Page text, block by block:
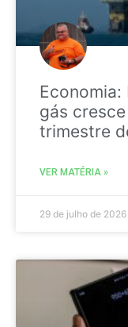
gás
trimestre
VER MATÉRIA »
29 de julho de 2026